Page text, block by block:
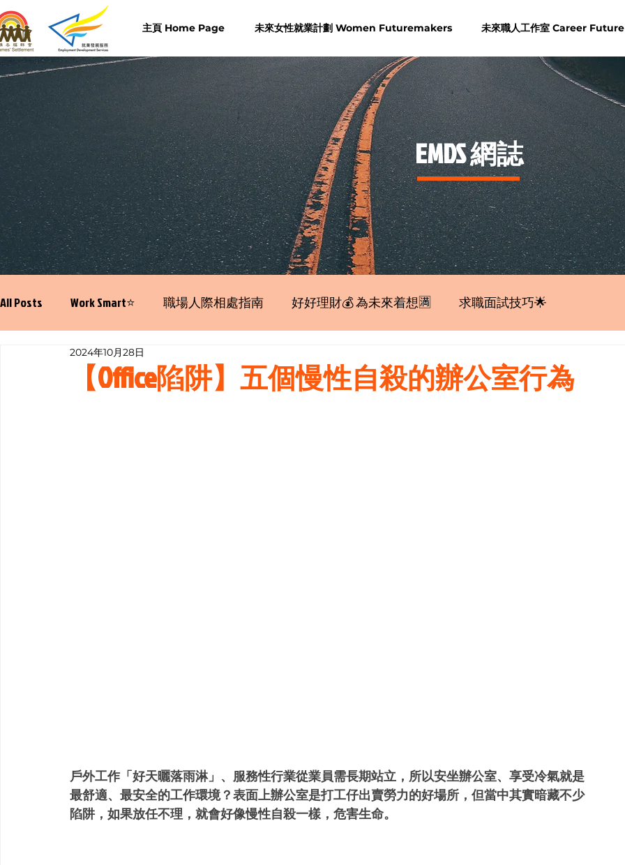
主頁 Home Page 未來女性就業計劃 Women Futuremakers 未來職人工作室 Career Future
​EMDS 網誌
All Posts Work Smart⭐️ 職場人際相處指南 好好理財💰 為未來着想🈵 求職面試技巧🌟
寫履歷表嘅技巧📝【Office陷阱】五個慢性自殺的辦公室行為
2024年10月28日
戶外工作「好天曬落雨淋」、服務性行業從業員需長期站立，所以安坐辦公室、享受冷氣就是
最舒適、最安全的工作環境？表面上辦公室是打工仔出賣勞力的好場所，但當中其實暗藏不少
陷阱，如果放任不理，就會好像慢性自殺一樣，危害生命。